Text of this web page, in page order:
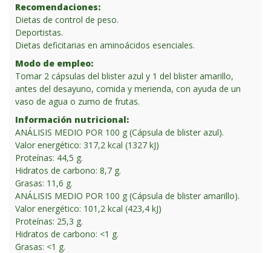
Recomendaciones:
Dietas de control de peso.
Deportistas.
Dietas deficitarias en aminoácidos esenciales.
Modo de empleo:
Tomar 2 cápsulas del blister azul y 1 del blister amarillo,
antes del desayuno, comida y merienda, con ayuda de un
vaso de agua o zumo de frutas.
Información nutricional:
ANÁLISIS MEDIO POR 100 g (Cápsula de blister azul).
Valor energético: 317,2 kcal (1327 kJ)
Proteínas: 44,5 g.
Hidratos de carbono: 8,7 g.
Grasas: 11,6 g.
ANÁLISIS MEDIO POR 100 g (Cápsula de blister amarillo).
Valor energético: 101,2 kcal (423,4 kJ)
Proteínas: 25,3 g.
Hidratos de carbono: <1 g.
Grasas: <1 g.